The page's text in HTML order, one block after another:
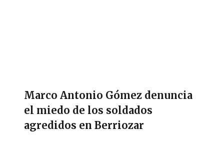
Marco Antonio Gómez denuncia
el miedo de los soldados
agredidos en Berriozar